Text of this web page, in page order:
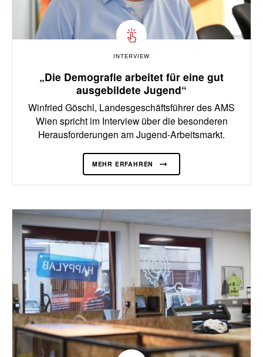
INTERVIEW
„Die Demografie arbeitet für eine gut
ausgebildete Jugend“
Winfried Göschl, Landesgeschäftsführer des AMS
Wien spricht im Interview über die besonderen
Herausforderungen am Jugend-Arbeitsmarkt.
MEHR ERFAHREN